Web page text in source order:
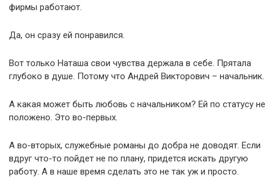
фирмы работают.
Да, он сразу ей понравился.
Вот только Наташа свои чувства держала в себе. Прятала
глубоко в душе. Потому что Андрей Викторович – начальник.
А какая может быть любовь с начальником? Ей по статусу не
положено. Это во-первых.
А во-вторых, служебные романы до добра не доводят. Если
вдруг что-то пойдет не по плану, придется искать другую
работу. А в наше время сделать это не так уж и просто.